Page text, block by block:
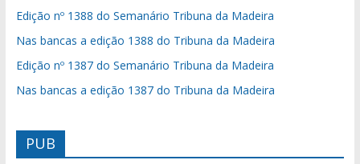
Edição nº 1388 do Semanário Tribuna da Madeira
Nas bancas a edição 1388 do Tribuna da Madeira
Edição nº 1387 do Semanário Tribuna da Madeira
Nas bancas a edição 1387 do Tribuna da Madeira
PUB